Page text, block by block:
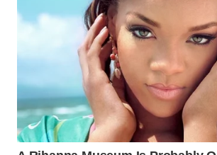
KELISTRIKAN
ID
MAWAKA
ID
MARTABAT